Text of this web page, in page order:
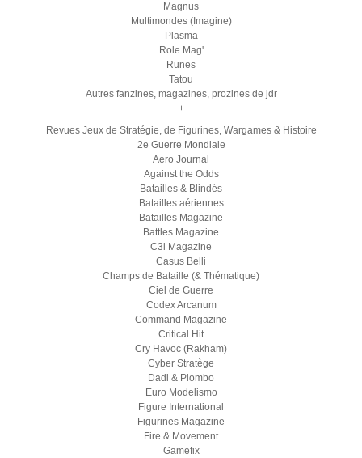
Magnus
Multimondes (Imagine)
Plasma
Role Mag'
Runes
Tatou
Autres fanzines, magazines, prozines de jdr
+
Revues Jeux de Stratégie, de Figurines, Wargames & Histoire
2e Guerre Mondiale
Aero Journal
Against the Odds
Batailles & Blindés
Batailles aériennes
Batailles Magazine
Battles Magazine
C3i Magazine
Casus Belli
Champs de Bataille (& Thématique)
Ciel de Guerre
Codex Arcanum
Command Magazine
Critical Hit
Cry Havoc (Rakham)
Cyber Stratège
Dadi & Piombo
Euro Modelismo
Figure International
Figurines Magazine
Fire & Movement
Gamefix